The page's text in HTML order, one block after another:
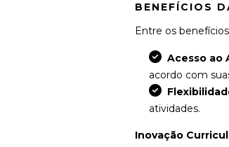
BENEFÍCIOS
Entre os
Acesso ao
acordo com
atividades.
Inovação